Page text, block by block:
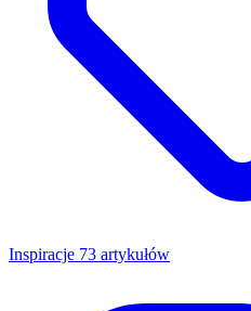
Inspiracje 73 artykułów